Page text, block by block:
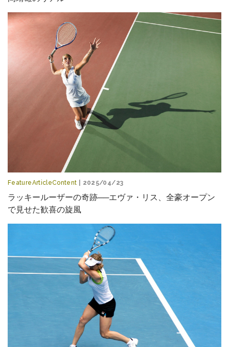
FeatureArticleContent | 2025/04/23
ラッキールーザーの奇跡──エヴァ・リス、全豪オープン
で見せた歓喜の旋風